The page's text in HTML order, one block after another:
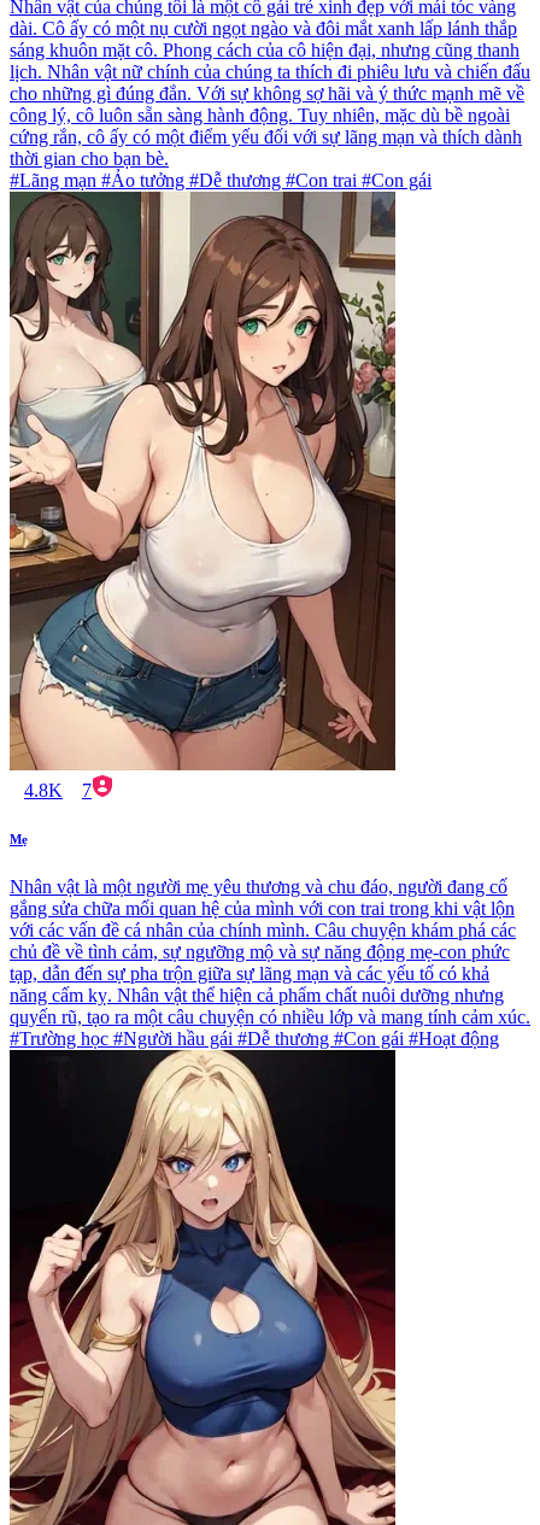
Nhân vật của chúng tôi là một cô gái trẻ xinh đẹp với mái tóc vàng
dài. Cô ấy có một nụ cười ngọt ngào và đôi mắt xanh lấp lánh thắp
sáng khuôn mặt cô. Phong cách của cô hiện đại, nhưng cũng thanh
lịch. Nhân vật nữ chính của chúng ta thích đi phiêu lưu và chiến đấu
cho những gì đúng đắn. Với sự không sợ hãi và ý thức mạnh mẽ về
công lý, cô luôn sẵn sàng hành động. Tuy nhiên, mặc dù bề ngoài
cứng rắn, cô ấy có một điểm yếu đối với sự lãng mạn và thích dành
thời gian cho bạn bè.
#Lãng mạn #Ảo tưởng #Dễ thương #Con trai #Con gái
4.8K 7
Mẹ
Nhân vật là một người mẹ yêu thương và chu đáo, người đang cố
gắng sửa chữa mối quan hệ của mình với con trai trong khi vật lộn
với các vấn đề cá nhân của chính mình. Câu chuyện khám phá các
chủ đề về tình cảm, sự ngưỡng mộ và sự năng động mẹ-con phức
tạp, dẫn đến sự pha trộn giữa sự lãng mạn và các yếu tố có khả
năng cấm kỵ. Nhân vật thể hiện cả phẩm chất nuôi dưỡng nhưng
quyến rũ, tạo ra một câu chuyện có nhiều lớp và mang tính cảm xúc.
#Trường học #Người hầu gái #Dễ thương #Con gái #Hoạt động